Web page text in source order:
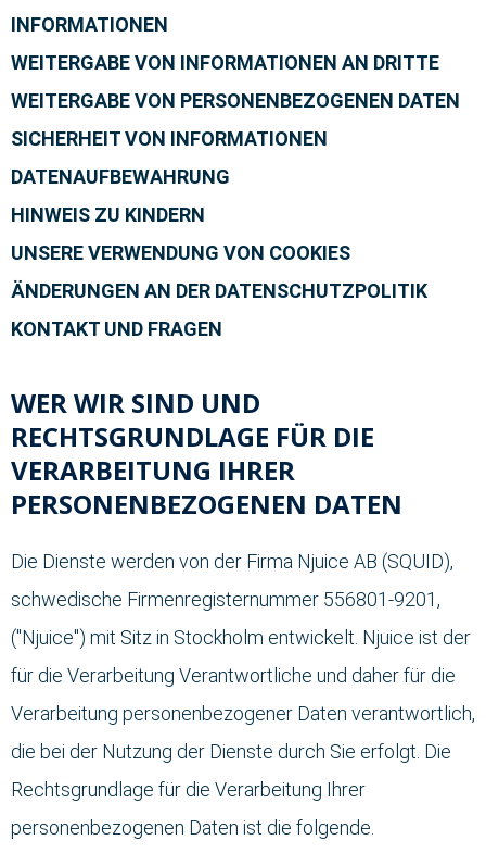
INFORMATIONEN
WEITERGABE VON INFORMATIONEN AN DRITTE
WEITERGABE VON PERSONENBEZOGENEN DATEN
SICHERHEIT VON INFORMATIONEN
DATENAUFBEWAHRUNG
HINWEIS ZU KINDERN
UNSERE VERWENDUNG VON COOKIES
ÄNDERUNGEN AN DER DATENSCHUTZPOLITIK
KONTAKT UND FRAGEN
WER WIR SIND UND
RECHTSGRUNDLAGE FÜR DIE
VERARBEITUNG IHRER
PERSONENBEZOGENEN DATEN
Die Dienste werden von der Firma Njuice AB (SQUID),
schwedische Firmenregisternummer 556801-9201,
("Njuice") mit Sitz in Stockholm entwickelt. Njuice ist der
für die Verarbeitung Verantwortliche und daher für die
Verarbeitung personenbezogener Daten verantwortlich,
die bei der Nutzung der Dienste durch Sie erfolgt. Die
Rechtsgrundlage für die Verarbeitung Ihrer
personenbezogenen Daten ist die folgende.